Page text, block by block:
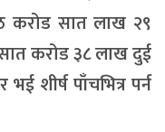
करोड सात लाख २९
करोड ३८ लाख दुई
शीर्ष पाँचभित्र पर्न